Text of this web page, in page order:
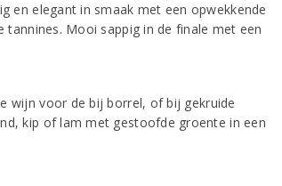
en elegant in smaak met een opwekkende
tannines. Mooi sappig in de finale met een
wijn voor de bij borrel, of bij gekruide
kip of lam met gestoofde groente in een